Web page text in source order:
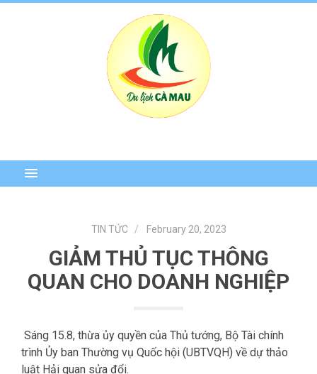
TIN TỨC February 20, 2023
GIẢM THỦ TỤC THÔNG
QUAN CHO DOANH NGHIỆP
Sáng 15.8, thừa ủy quyền của Thủ tướng, Bộ Tài chính
trình Ủy ban Thường vụ Quốc hội (UBTVQH) về dự thảo
luật Hải quan sửa đổi.